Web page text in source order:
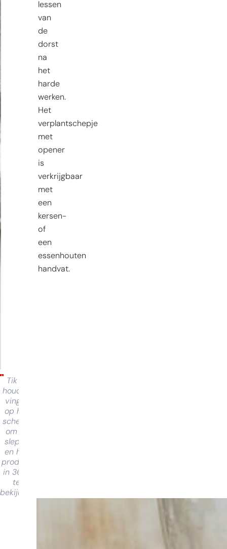
Tik en
houd je
vinger
op het
scherm
om te
slepen
en het
product
in 360°
te
bekijken
lessen
van
de
dorst
na
het
harde
werken.
Het
verplantschepje
met
opener
is
verkrijgbaar
met
een
kersen-
of
een
essenhouten
handvat.